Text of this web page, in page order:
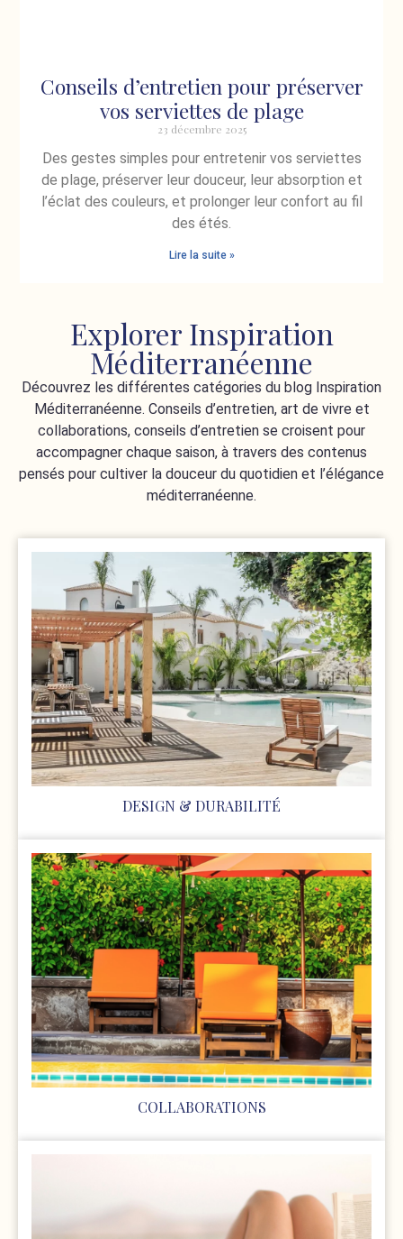
Conseils d’entretien pour préserver
vos serviettes de plage
23 décembre 2025
Des gestes simples pour entretenir vos serviettes
de plage, préserver leur douceur, leur absorption et
l’éclat des couleurs, et prolonger leur confort au fil
des étés.
Lire la suite »
Explorer Inspiration
Méditerranéenne
Découvrez les différentes catégories du blog Inspiration
Méditerranéenne. Conseils d’entretien, art de vivre et
collaborations, conseils d’entretien se croisent pour
accompagner chaque saison, à travers des contenus
pensés pour cultiver la douceur du quotidien et l’élégance
méditerranéenne.
DESIGN & DURABILITÉ
COLLABORATIONS